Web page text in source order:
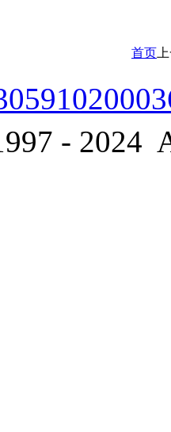
首页
- 2024